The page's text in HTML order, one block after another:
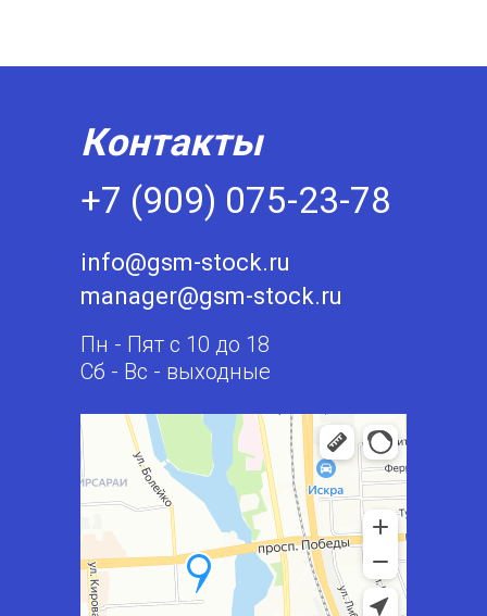
Контакты
Пн - Пят с 10 до 18
Сб - Вс - выходные
info@gsm-stock.ru
manager@gsm-stock.ru
+7 (909) 075-23-78